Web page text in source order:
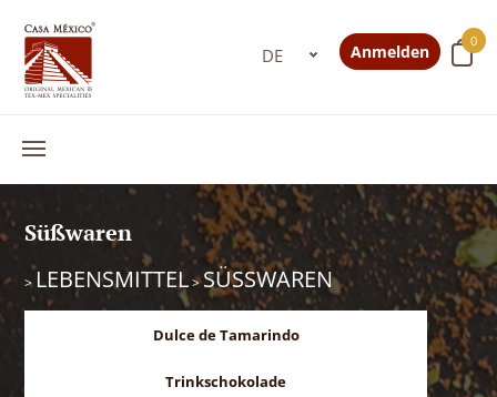
0
Anmelden
Süßwaren
> LEBENSMITTEL>SÜSSWAREN
Dulce de Tamarindo
Trinkschokolade